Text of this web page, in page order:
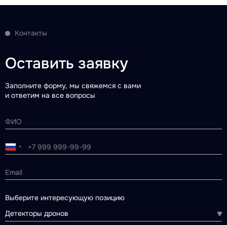
Контакты
Оставить заявку
Заполните форму, мы свяжемся с вами
и ответим на все вопросы
Выберите интересующую позицию
Детекторы дронов